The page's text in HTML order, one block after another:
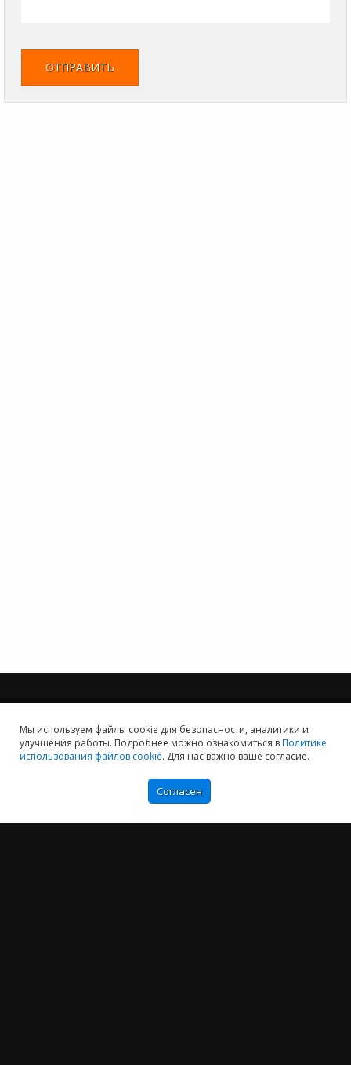
Мы используем файлы cookie для безопасности, аналитики и
улучшения работы. Подробнее можно ознакомиться вПолитике
использования файлов cookie. Для нас важно ваше согласие.
Согласен
Мы хотим принести в Россию самые передовые облачные технологии и
Политика конфиденциальности
Антикоррупционная политика
Договор-оферты